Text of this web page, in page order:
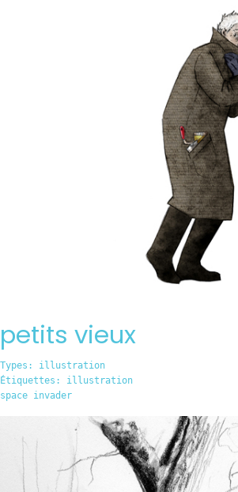
petits vieux
Types:
illustration
Étiquettes:
illustration
space invader